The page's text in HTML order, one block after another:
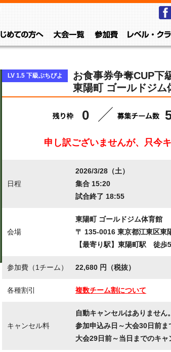
はじめての方へ
大会一覧参加費
LV 1.5 下級ぷちぴよ
お食事券争奪CUP下
東陽町 ゴールドジム
0
申し訳ございませんが、只今
日程
2026/3/28（土）
集合 15:20
試合終了 18:55
会場
東陽町 ゴールドジム体育館
〒 135-0016 東京都江東区東
【最寄り駅】東陽町駅 徒歩
参加費（1チーム） 22,680 円（税抜）
各種割引 複数チーム割について
キャンセル料
自動キャンセルはありません
参加申込み日～大会30日前
大会29日前～当日までのキ